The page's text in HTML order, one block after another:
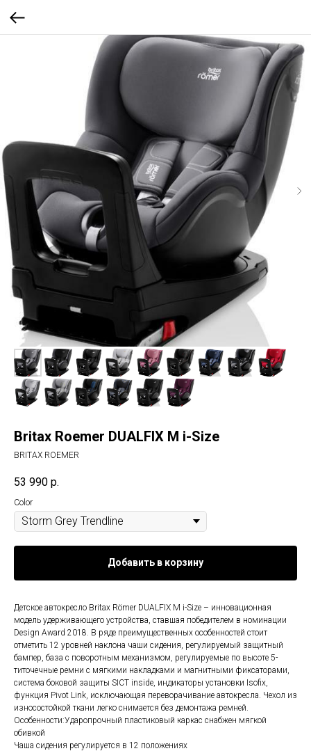
Britax Roemer DUALFIX M i-Size
BRITAX ROEMER
53 990 р.
Color
Добавить в корзину
Детское автокресло Britax Römer DUALFIX M i-Size – инновационная
модель удерживающего устройства, ставшая победителем в номинации
Design Award 2018. В ряде преимущественных особенностей стоит
отметить 12 уровней наклона чаши сидения, регулируемый защитный
бампер, база с поворотным механизмом, регулируемые по высоте 5-
титочечные ремни с мягкими накладками и магнитными фиксаторами,
система боковой защиты SICT inside, индикаторы установки Isofix,
функция Pivot Link, исключающая переворачивание автокресла. Чехол из
износостойкой ткани легко снимается без демонтажа ремней.
Особенности:Ударопрочный пластиковый каркас снабжен мягкой
обивкой
Чаша сидения регулируется в 12 положениях